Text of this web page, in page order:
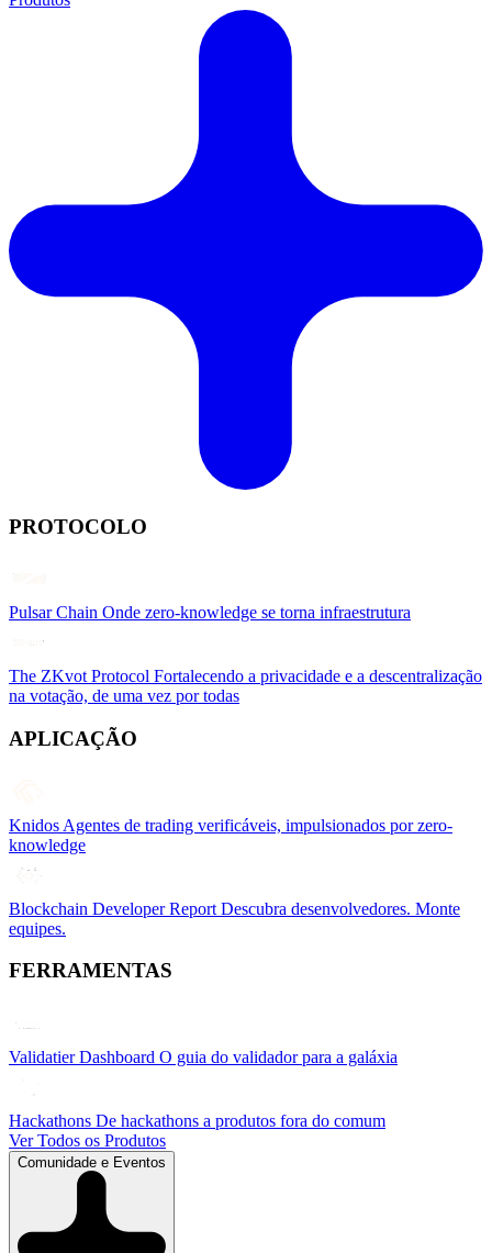
PROTOCOLO
Pulsar Chain Onde zero-knowledge se torna infraestrutura
The ZKvot Protocol Fortalecendo a privacidade e a descentralização
na votação, de uma vez por todas
APLICAÇÃO
Knidos Agentes de trading verificáveis, impulsionados por zero-
knowledge
Blockchain Developer Report Descubra desenvolvedores. Monte
equipes.
FERRAMENTAS
Validatier Dashboard O guia do validador para a galáxia
Hackathons De hackathons a produtos fora do comum
Ver Todos os Produtos
Comunidade e Eventos